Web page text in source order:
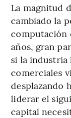
La magnitud
cambiado la
computación
años, gran
si la industria
comerciales
desplazando
liderar el
capital